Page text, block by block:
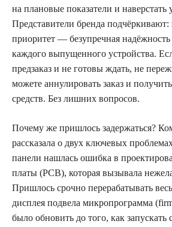
на плановые показатели и наверстать
Представители бренда
приоритет — безупречная надёжность
каждого выпущенного устройства.
предзаказ и не готовы ждать, не
можете аннулировать заказ и
средств. Без лишних вопросов.
Почему же пришлось задержаться?
рассказала о двух ключевых
панели нашлась ошибка в
платы (PCB), которая вызывала
Пришлось срочно перерабатывать
дисплея подвела микропрограмма
было обновить до того, как запускать